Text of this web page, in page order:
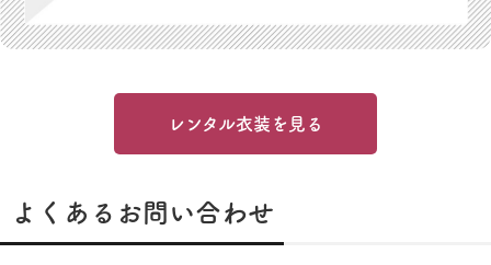
レンタル衣装を見る
よくあるお問い合わせ